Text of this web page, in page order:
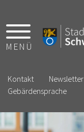
MENÜ
Kontakt Newsletter
Gebärdensprache